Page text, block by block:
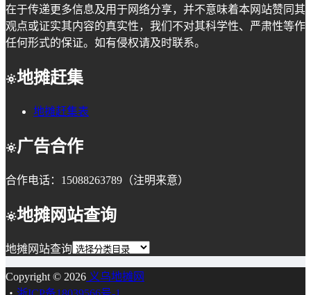
在于传递更多信息及用于网络分享，并不意味着本网站赞同其
观点或证实其内容的真实性，我们不对其科学性、严肃性等作
任何形式的保证。如有侵权请及时联系。
地摊赶集
地摊赶集表
广告合作
合作电话：15088263789（注明来意）
地摊网站查询
地摊网站查询
Copyright © 2026 义乌地摊网